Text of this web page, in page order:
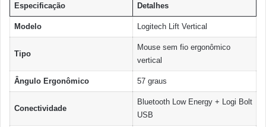
Especificação Detalhes
Modelo Logitech Lift Vertical
Tipo
Mouse sem fio ergonômico
vertical
Ângulo Ergonômico 57 graus
Conectividade
Bluetooth Low Energy + Logi Bolt
USB